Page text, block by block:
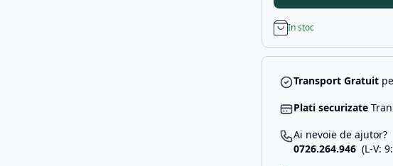
In stoc
Transport Gratuit
Plati securizate
Ai nevoie de ajutor?
0726.264.946 (L-V: